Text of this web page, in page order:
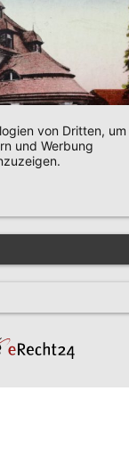
1927)
©
von Dritten, um
und Werbung